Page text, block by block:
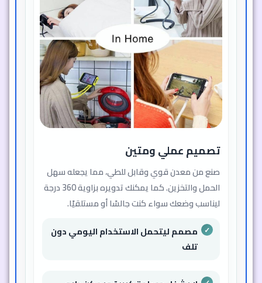
تصميم عملي ومتين
صنع من معدن قوي وقابل للطي، مما يجعله سهل
الحمل والتخزين. كما يمكنك تدويره بزاوية 360 درجة
ليناسب وضعك سواء كنت جالسًا أو مستلقيًا.
مصمم ليتحمل الاستخدام اليومي دون
تلف